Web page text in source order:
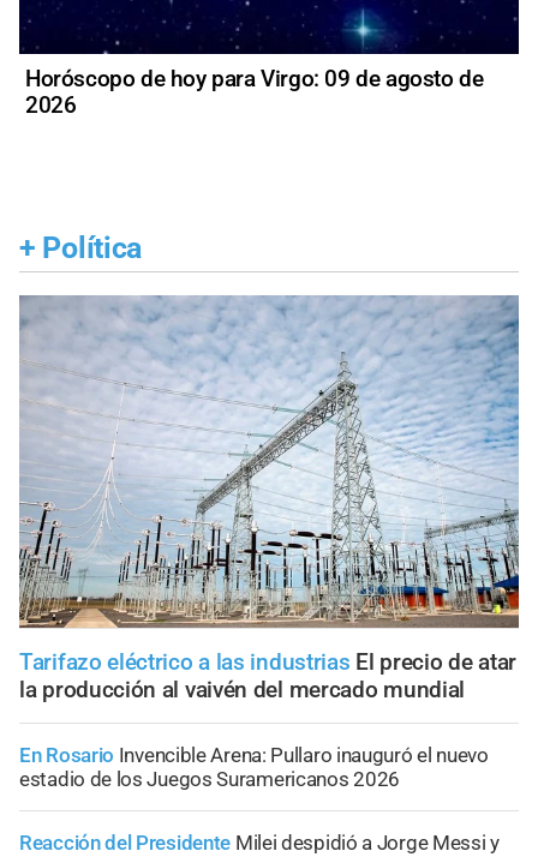
Horóscopo de hoy para Virgo: 09 de agosto de
2026
+ Política
Tarifazo eléctrico a las industrias El precio de atar
la producción al vaivén del mercado mundial
En Rosario Invencible Arena: Pullaro inauguró el nuevo
estadio de los Juegos Suramericanos 2026
Reacción del Presidente Milei despidió a Jorge Messi y